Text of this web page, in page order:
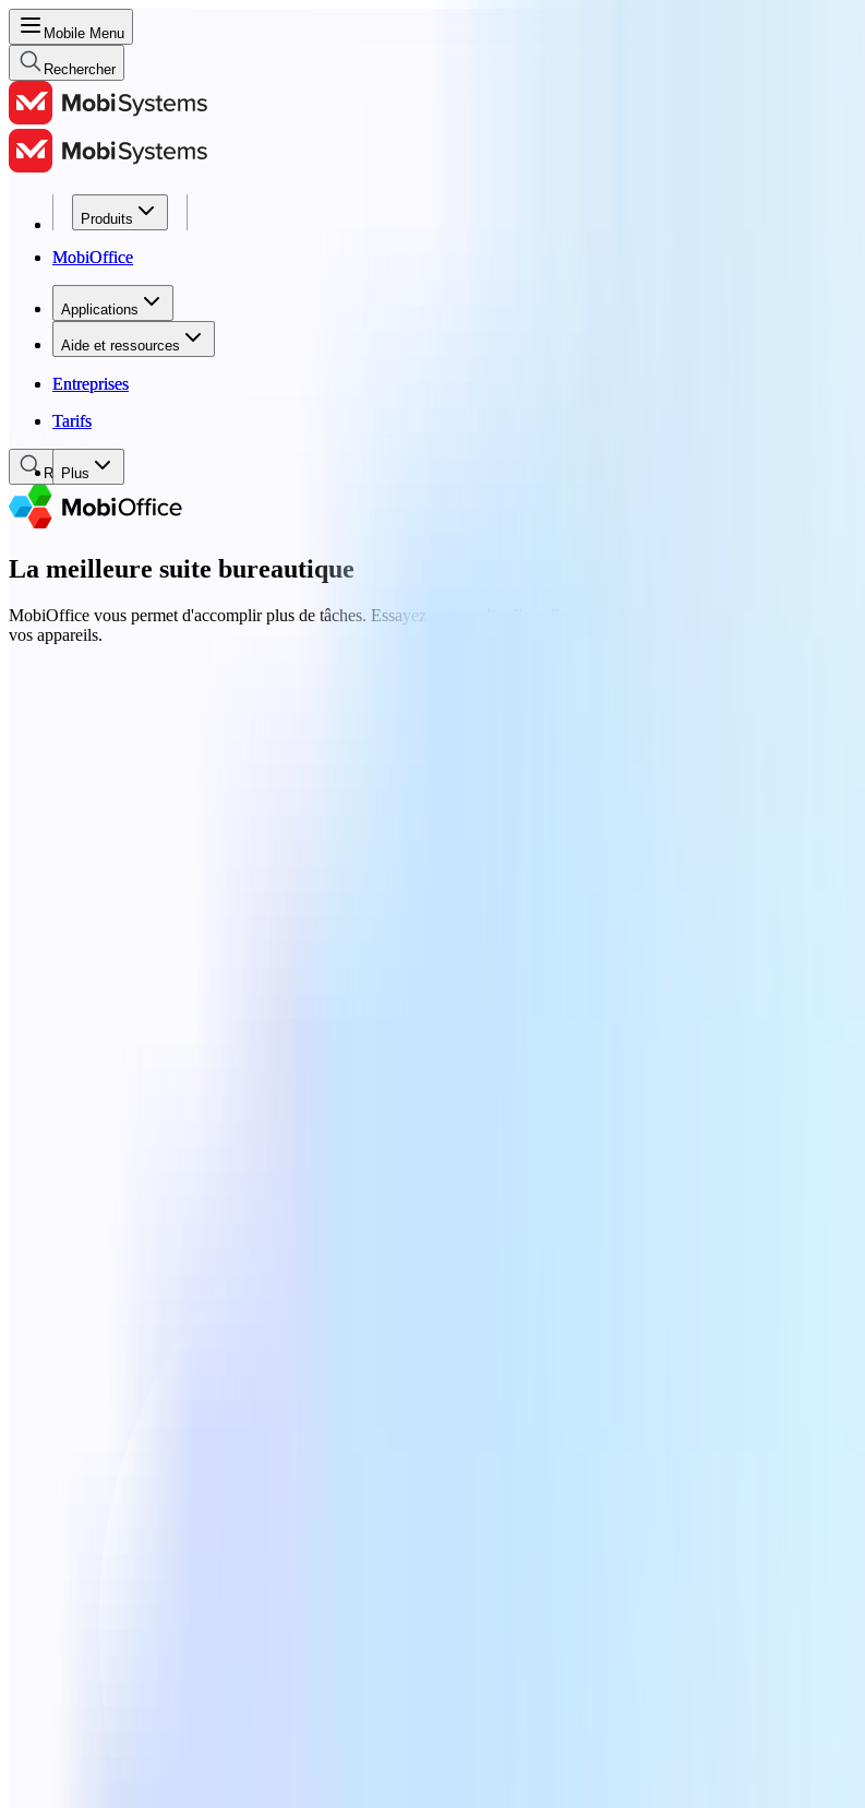
Mobile Menu
Rechercher
Produits
MobiOffice
Applications
Aide et ressources
Entreprises
Tarifs
Plus
Produits
MobiOffice
Applications
Aide et ressources
Entreprises
Tarifs
Rechercher
La meilleure suite bureautique
MobiOffice vous permet d'accomplir plus de tâches. Essayez notre
. Créez
vos appareils.